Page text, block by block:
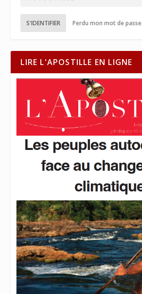
S'IDENTIFIER Perdu mon mot de passe
LIRE L'APOSTILLE EN LIGNE